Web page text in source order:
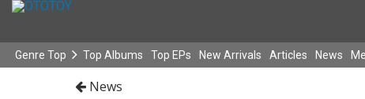
Genre Top Top Albums Top EPs New Arrivals Articles News
News